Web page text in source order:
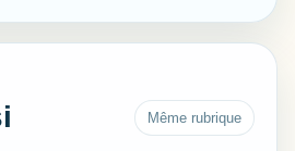
Même rubrique